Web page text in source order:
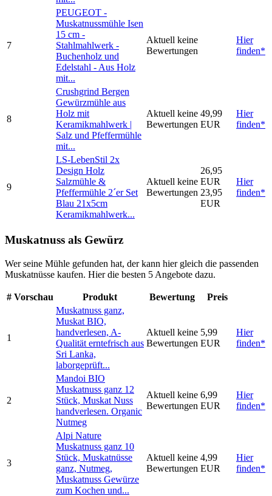
7
PEUGEOT -
Muskatnussmühle Isen
15 cm -
Stahlmahlwerk -
Buchenholz und
Edelstahl - Aus Holz
mit...
Aktuell keine
Bewertungen
Hier
finden*
8
Crushgrind Bergen
Gewürzmühle aus
Holz mit
Keramikmahlwerk |
Salz und Pfeffermühle
mit...
Aktuell keine
Bewertungen
49,99
EUR
Hier
finden*
9
LS-LebenStil 2x
Design Holz
Salzmühle &
Pfeffermühle 2´er Set
Blau 21x5cm
Keramikmahlwerk...
Aktuell keine
Bewertungen
26,95
EUR
23,95
EUR
Hier
finden*
Muskatnuss als Gewürz
Wer seine Mühle gefunden hat, der kann hier gleich die passenden
Muskatnüsse kaufen. Hier die besten 5 Angebote dazu.
# Vorschau Produkt Bewertung Preis
1
Muskatnuss ganz,
Muskat BIO,
handverlesen, A-
Qualität erntefrisch aus
Sri Lanka,
laborgeprüft...
Aktuell keine
Bewertungen
5,99
EUR
Hier
finden*
2
Mandoi BIO
Muskatnuss ganz 12
Stück, Muskat Nuss
handverlesen. Organic
Nutmeg
Aktuell keine
Bewertungen
6,99
EUR
Hier
finden*
3
Alpi Nature
Muskatnuss ganz 10
Stück, Muskatnüsse
ganz, Nutmeg,
Muskatnuss Gewürze
zum Kochen und...
Aktuell keine
Bewertungen
4,99
EUR
Hier
finden*